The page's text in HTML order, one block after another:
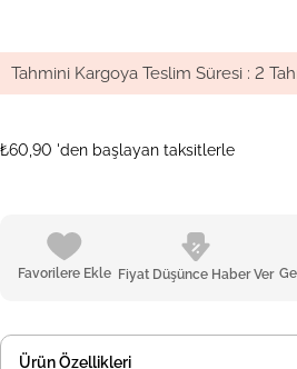
Tahmini Kargoya Teslim Süresi : 2
₺60,90 'den başlayan taksitlerle
Favorilere Ekle Fiyat Düşünce Haber Ver
Ürün Özellikleri